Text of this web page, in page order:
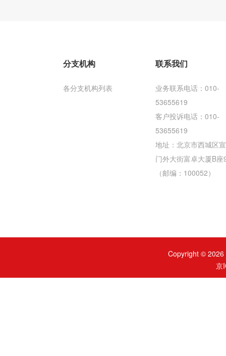
分支机构
各分支机构列表
联系我们
业务联系电话：010-
53655619
客户投诉电话：010-
53655619
地址：北京市西城区
门外大街富卓大厦B座
（邮编：100052）
Copyright © 2026
京